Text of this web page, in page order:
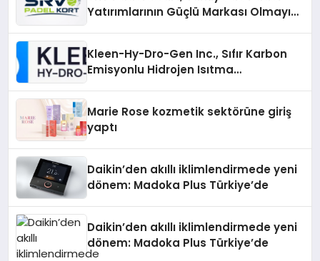
Yatırımlarının Güçlü Markası Olmayı
Kleen-Hy-Dro-Gen Inc., Sıfır Karbon
Emisyonlu Hidrojen Isıtma
Marie Rose kozmetik sektörüne giriş
yaptı
Daikin’den akıllı iklimlendirmede yeni
dönem: Madoka Plus Türkiye’de
Daikin’den akıllı iklimlendirmede yeni
dönem: Madoka Plus Türkiye’de